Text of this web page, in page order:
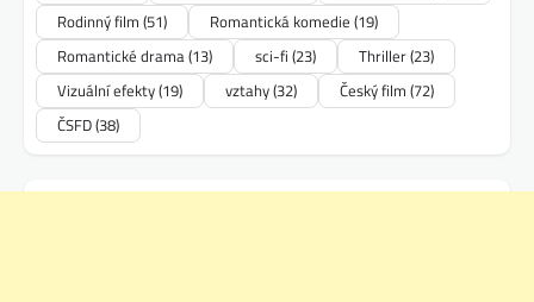
Rodinný film (51) Romantická komedie (19)
Romantické drama(13) sci-fi (23) Thriller(23)
Vizuální efekty(19) vztahy(32) Český film (72)
ČSFD(38)